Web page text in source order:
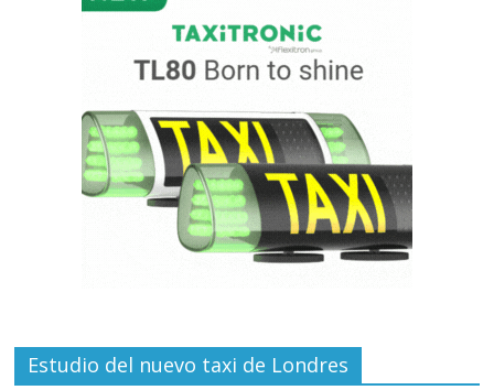
Estudio del nuevo taxi de Londres